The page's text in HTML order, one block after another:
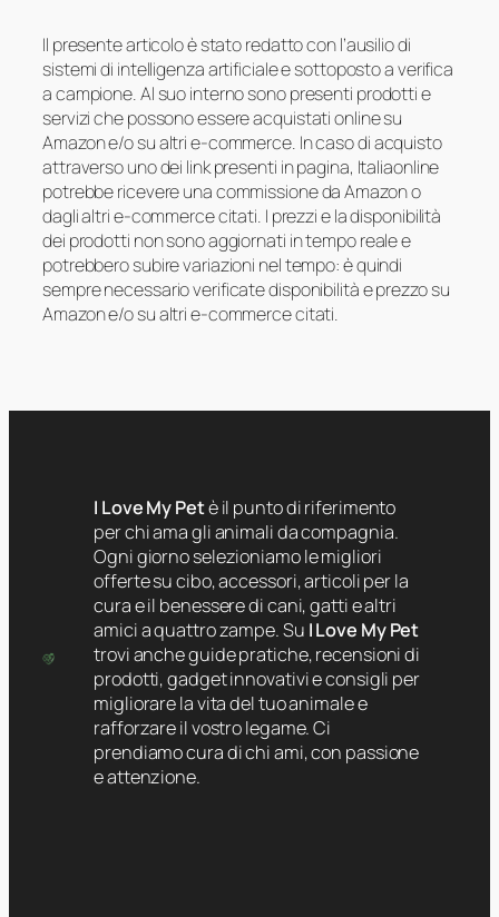
Il presente articolo è stato redatto con l’ausilio di
sistemi di intelligenza artificiale e sottoposto a verifica
a campione. Al suo interno sono presenti prodotti e
servizi che possono essere acquistati online su
Amazon e/o su altri e-commerce. In caso di acquisto
attraverso uno dei link presenti in pagina, Italiaonline
potrebbe ricevere una commissione da Amazon o
dagli altri e-commerce citati. I prezzi e la disponibilità
dei prodotti non sono aggiornati in tempo reale e
potrebbero subire variazioni nel tempo: è quindi
sempre necessario verificate disponibilità e prezzo su
Amazon e/o su altri e-commerce citati.
I Love My Petè il punto di riferimento
per chi ama gli animali da compagnia.
Ogni giorno selezioniamo le migliori
offerte su cibo, accessori, articoli per la
cura e il benessere di cani, gatti e altri
amici a quattro zampe. Su I Love My Pet
trovi anche guide pratiche, recensioni di
prodotti, gadget innovativi e consigli per
migliorare la vita del tuo animale e
rafforzare il vostro legame. Ci
prendiamo cura di chi ami, con passione
e attenzione.